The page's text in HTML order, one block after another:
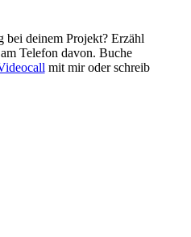
bei deinem Projekt? Erzähl
Telefon davon. Buche
mit mir oder schreib